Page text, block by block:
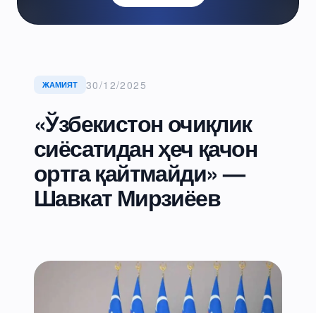
ЖАМИЯТ 30/12/2025
«Ўзбекистон очиқлик
сиёсатидан ҳеч қачон
ортга қайтмайди» —
Шавкат Мирзиёев